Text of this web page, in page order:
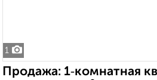
1
Продажа: 1‑комнатная